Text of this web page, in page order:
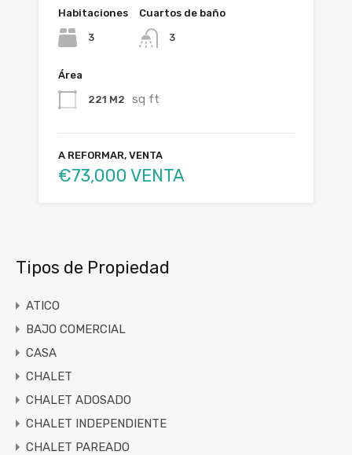
Habitaciones
3
Cuartos de baño
3
Área
221 M2 sq ft
A REFORMAR, VENTA
€73,000 VENTA
Tipos de Propiedad
ATICO
BAJO COMERCIAL
CASA
CHALET
CHALET ADOSADO
CHALET INDEPENDIENTE
CHALET PAREADO